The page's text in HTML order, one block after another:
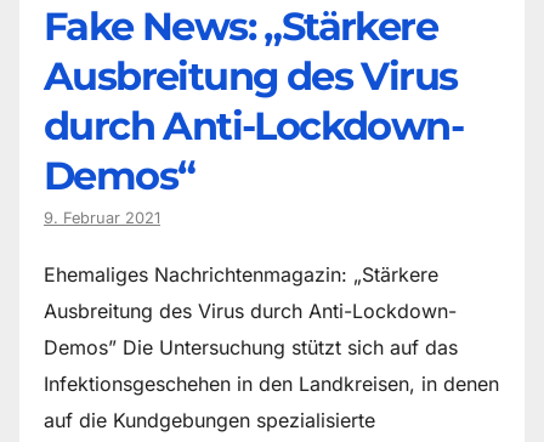
Fake News: „Stärkere
Ausbreitung des Virus
durch Anti-Lockdown-
Demos“
9. Februar 2021
Ehemaliges Nachrichtenmagazin: „Stärkere
Ausbreitung des Virus durch Anti-Lockdown-
Demos” Die Untersuchung stützt sich auf das
Infektionsgeschehen in den Landkreisen, in denen
auf die Kundgebungen spezialisierte